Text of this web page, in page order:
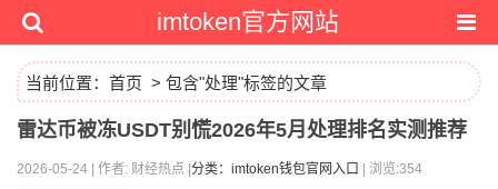
imtoken官方网站
当前位置： 首页 > 包含"处理"标签的文章
雷达币被冻USDT别慌2026年5月处理排名实测推荐
2026-05-24 | 作者: 财经热点 | 分类：imtoken钱包官网入口 | 浏览:354